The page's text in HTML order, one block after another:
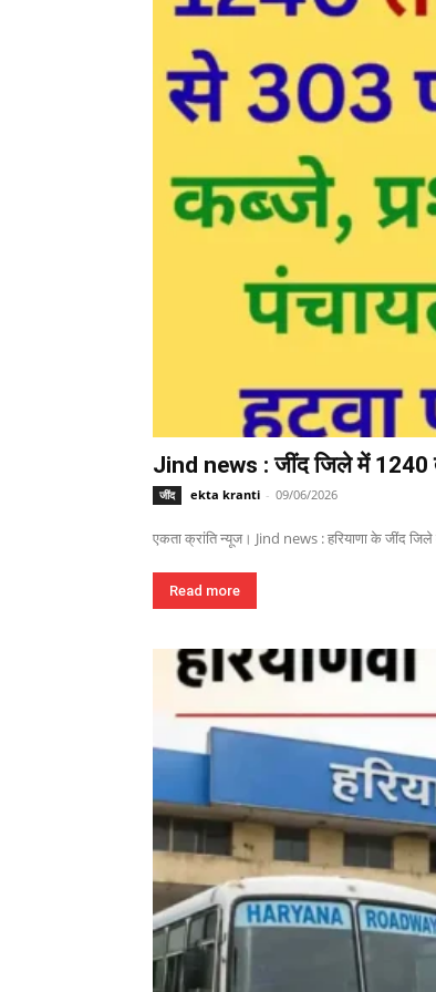
Jind news : जींद जिले में 1240
जींद ekta kranti - 09/06/2026
एकता क्रांति न्यूज। Jind news : हरियाणा के जींद जिले
Read more